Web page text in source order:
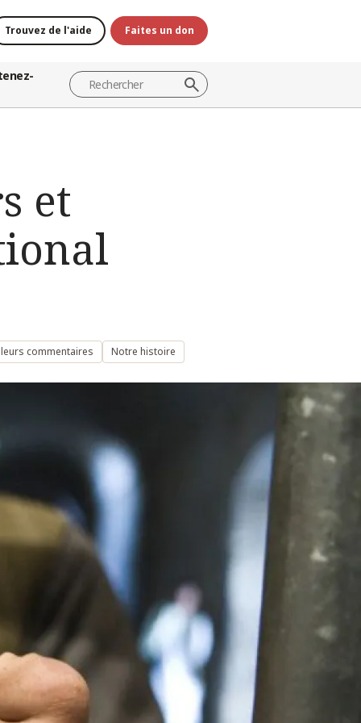
Trouvez de l'aide Faites un don
et
commentaires Notre histoire